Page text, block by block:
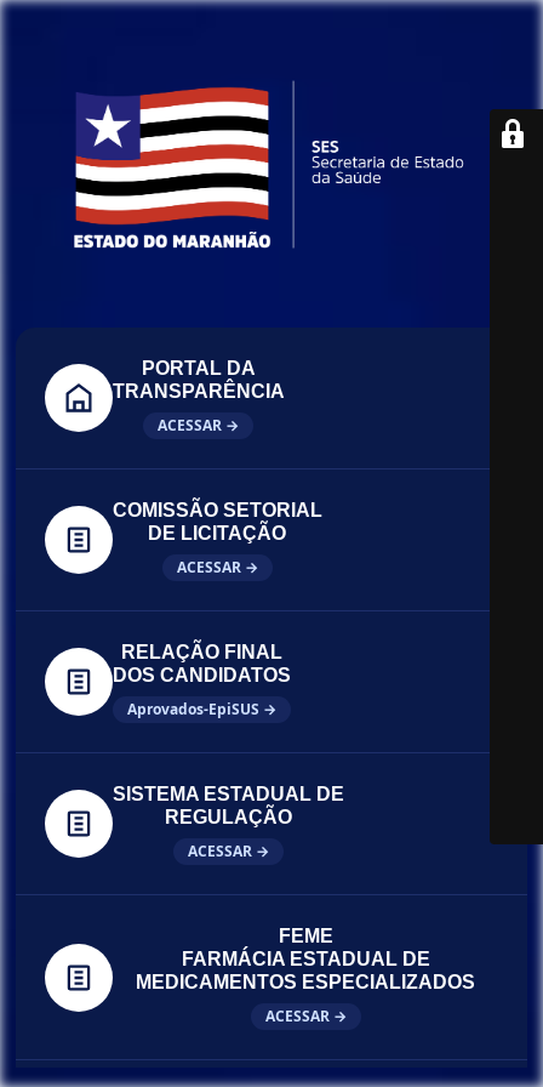
PORTAL DA
TRANSPARÊNCIA
ACESSAR →
COMISSÃO SETORIAL
DE LICITAÇÃO
ACESSAR →
RELAÇÃO FINAL
DOS CANDIDATOS
Aprovados-EpiSUS →
SISTEMA ESTADUAL DE
REGULAÇÃO
ACESSAR →
FEME
FARMÁCIA ESTADUAL DE
MEDICAMENTOS ESPECIALIZADOS
ACESSAR →